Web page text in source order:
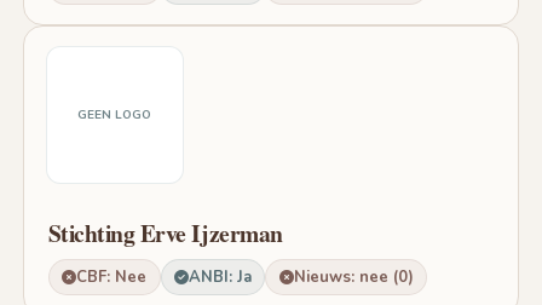
GEEN LOGO
Stichting Erve Ijzerman
CBF: Nee ANBI: Ja Nieuws: nee (0)